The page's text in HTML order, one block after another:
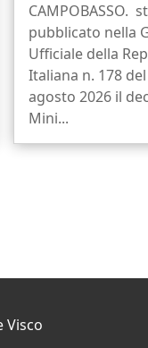
CAMPOBASSO.
pubblicato nella
Ufficiale della
Italiana n. 178
agosto 2026 il
Mini...
Visco